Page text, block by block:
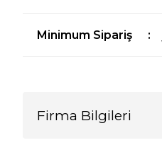
Minimum Sipariş :
Firma Bilgileri